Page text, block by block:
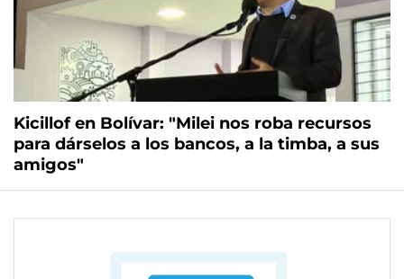
Kicillof en Bolívar: "Milei nos roba recursos
para dárselos a los bancos, a la timba, a sus
amigos"